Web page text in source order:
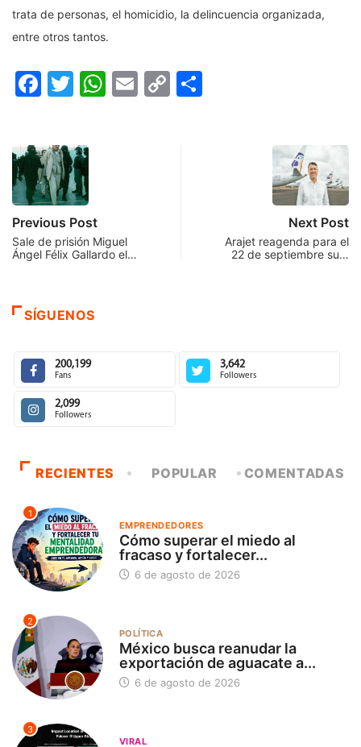
trata de personas, el homicidio, la delincuencia organizada,
entre otros tantos.
Facebook
Twitter
WhatsApp
Email
Copy
Previous Post
Sale de prisión Miguel
Ángel Félix Gallardo el…
Next Post
Arajet reagenda para el
22 de septiembre su…
SÍGUENOS
200,199
Fans
3,642
Followers
2,099
Followers
RECIENTES POPULAR COMENTADAS
1
EMPRENDEDORES
Cómo superar el miedo al
fracaso y fortalecer...
6 de agosto de 2026
2
POLÍTICA
México busca reanudar la
exportación de aguacate a...
6 de agosto de 2026
3
VIRAL